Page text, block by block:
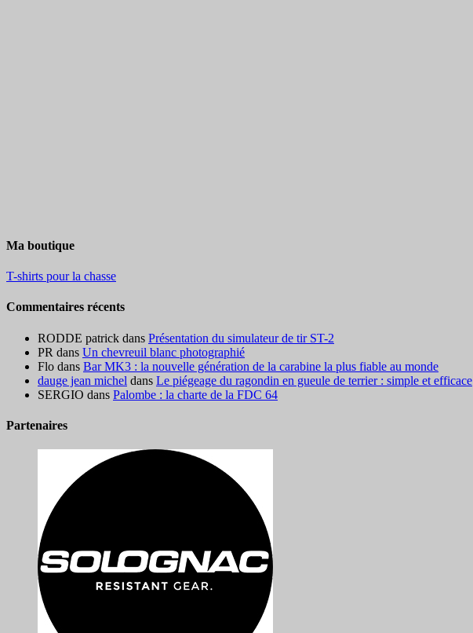
Ma boutique
T-shirts pour la chasse
Commentaires récents
RODDE patrick dans Présentation du simulateur de tir ST-2
PR dans Un chevreuil blanc photographié
Flo dans Bar MK3 : la nouvelle génération de la carabine la plus fiable au monde
dauge jean michel dans Le piégeage du ragondin en gueule de terrier : simple et efficace
SERGIO dans Palombe : la charte de la FDC 64
Partenaires